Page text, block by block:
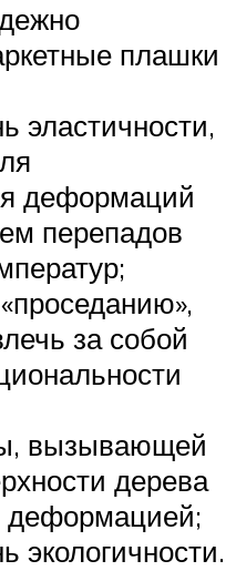
плашки
эластичности,
деформаций
перепадов
за собой
вызывающей
дерева
экологичности.